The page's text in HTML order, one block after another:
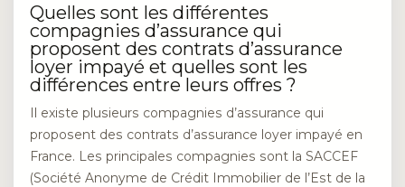
Quelles sont les différentes
compagnies d’assurance qui
proposent des contrats d’assurance
loyer impayé et quelles sont les
différences entre leurs offres ?
Il existe plusieurs compagnies d’assurance qui
proposent des contrats d’assurance loyer impayé en
France. Les principales compagnies sont la SACCEF
(Société Anonyme de Crédit Immobilier de l’Est de la